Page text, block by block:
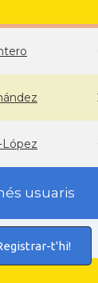
López
usuaris
t'hi!